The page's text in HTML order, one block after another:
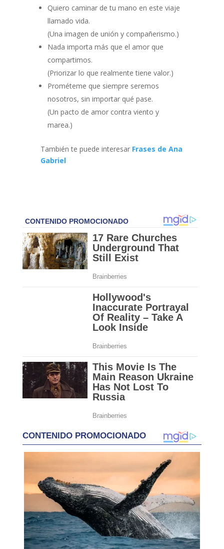
Quiero caminar de tu mano en este viaje
llamado vida.
(Una imagen de unión y compañerismo.)
Nada importa más que el amor que
compartimos.
(Priorizar lo que realmente tiene valor.)
Prométeme que siempre seremos
nosotros, sin importar qué pase.
(Un pacto de amor contra viento y
marea.)
También te puede interesar Frases de Ana
Gabriel